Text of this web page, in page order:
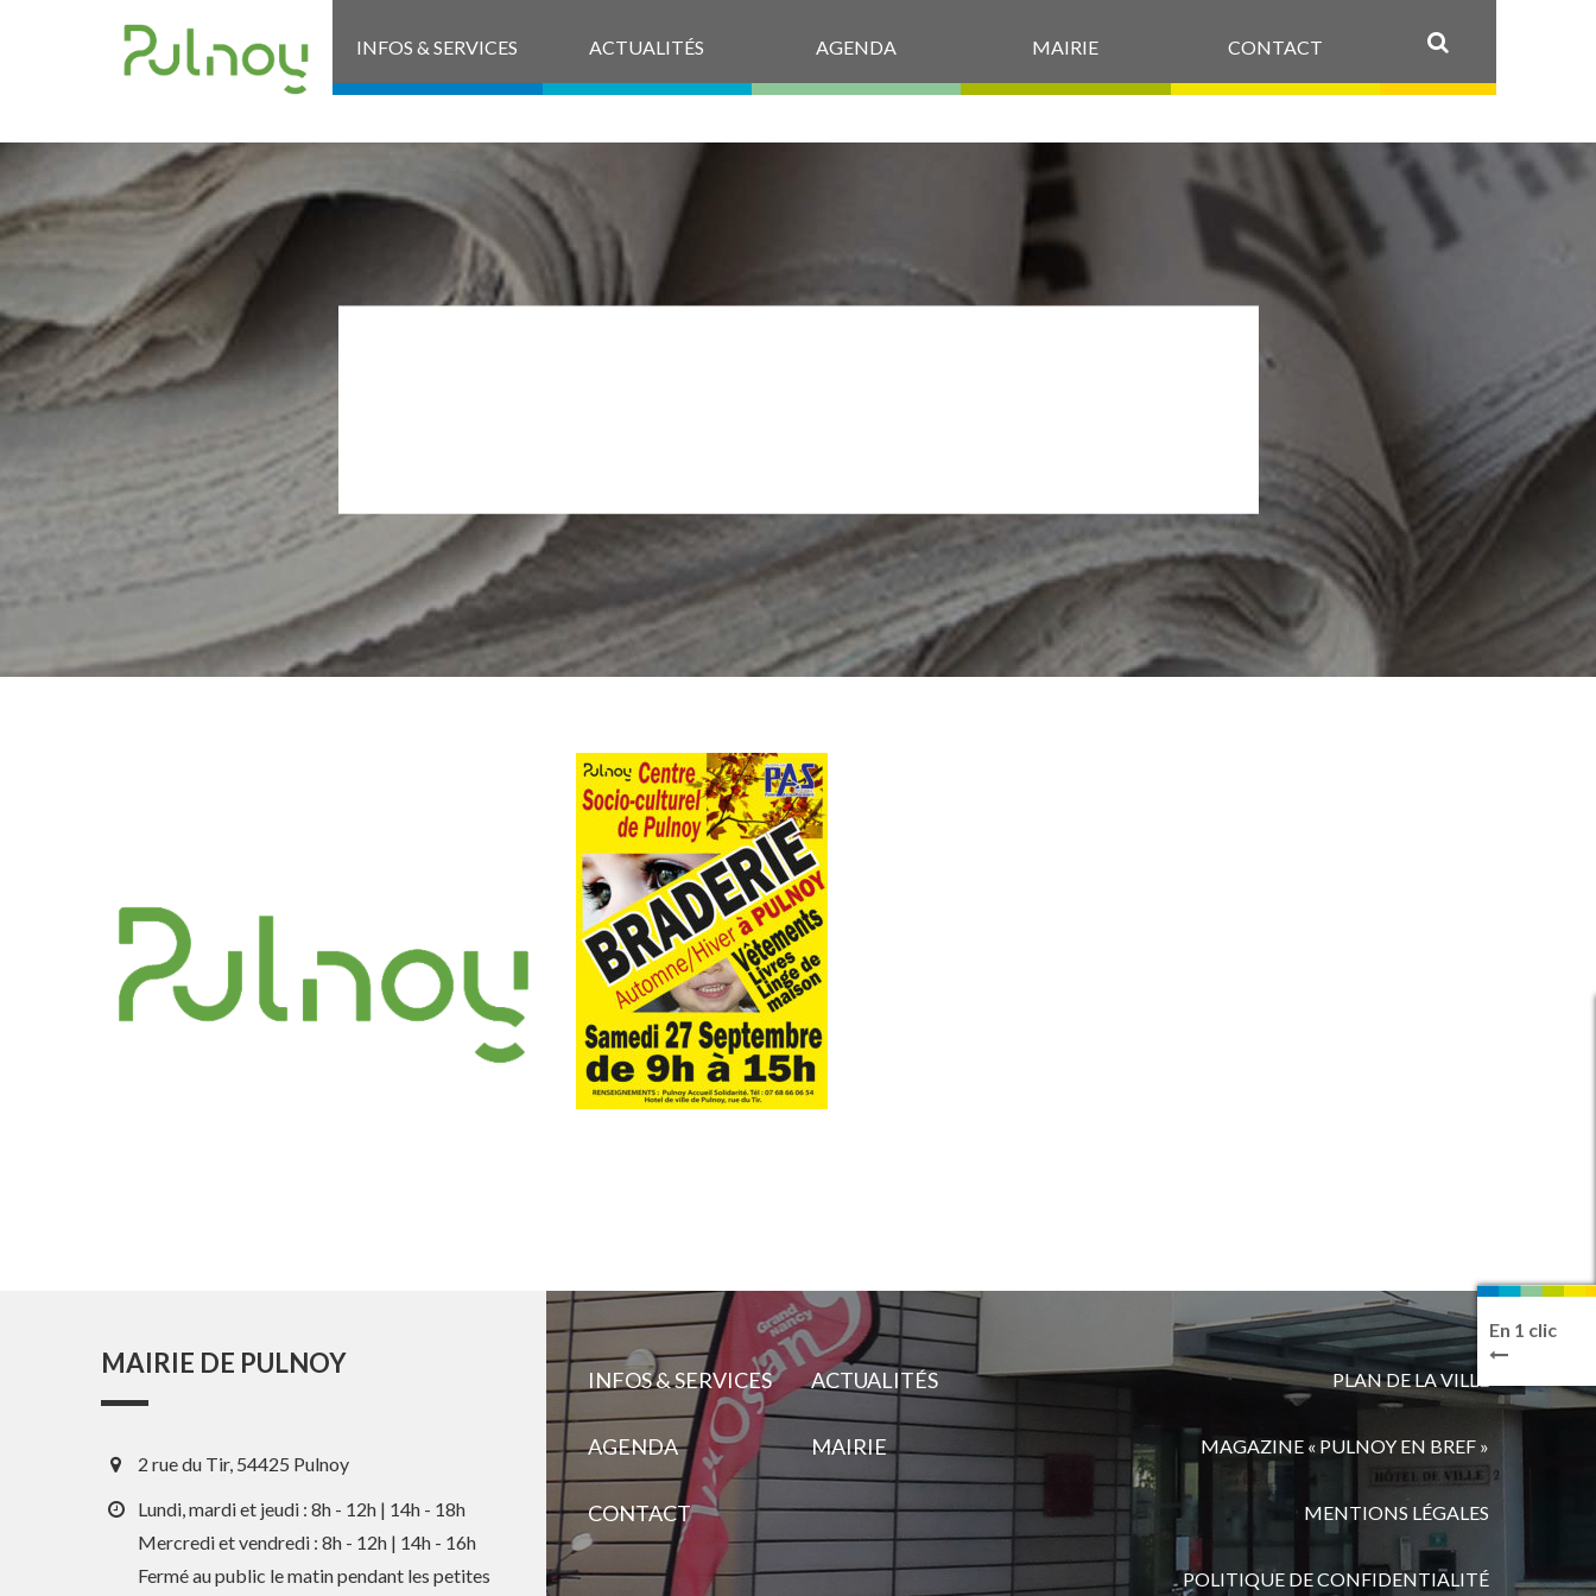
INFOS & SERVICES ACTUALITÉS AGENDA MAIRIE CONTACT
En 1 clic
MAIRIE DE PULNOY
2 rue du Tir, 54425 Pulnoy
Lundi, mardi et jeudi : 8h - 12h | 14h - 18h
Mercredi et vendredi : 8h - 12h | 14h - 16h
Fermé au public le matin pendant les petites
INFOS & SERVICES ACTUALITÉS
AGENDA MAIRIE
CONTACT
PLAN DE LA VILLE
MAGAZINE « PULNOY EN BREF »
MENTIONS LÉGALES
POLITIQUE DE CONFIDENTIALITÉ